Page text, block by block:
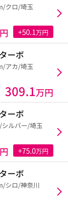
クロ/埼玉
+50.1万円
ーボ
アカ/埼玉
309.1万円
ーボ
ルバー/埼玉
+75.0万円
ーボ
シロ/神奈川